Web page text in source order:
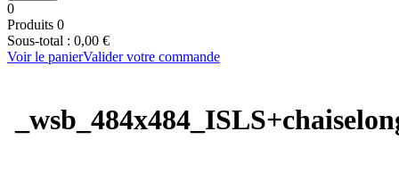
0
Produits 0
Sous-total : 0,00 €
Voir le panierValider votre commande